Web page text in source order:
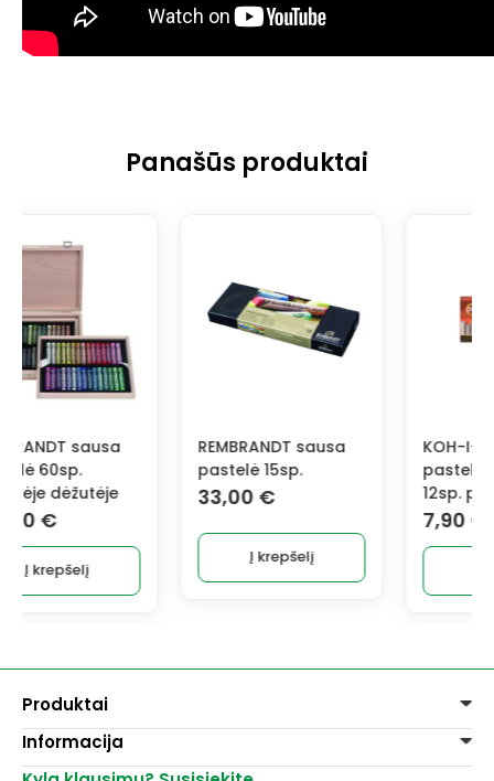
Panašūs produktai
REMBRANDT sausa
pastelė 15sp.
33,00€
Į krepšelį
KOH-I-NOOR sausos
pastelės rinkinys
12sp. pilki atspalviai
Į krepšelį
Produktai
Dažai
Dekoravimui
Informacija